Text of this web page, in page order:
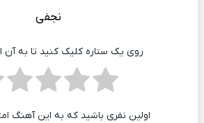
نجفی
روی یک ستاره کلیک کنید تا به آن
اولین نفری باشید که به این آهنگ